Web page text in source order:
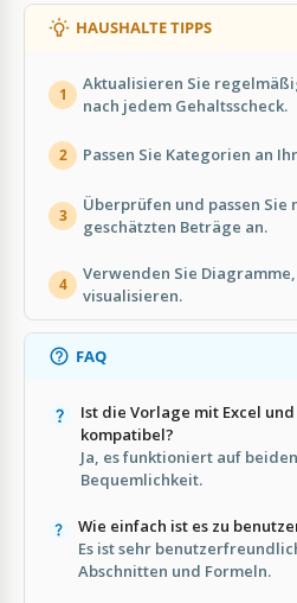
HAUSHALTE TIPPS
1
Aktualisieren Sie
nach jedem Gehaltsscheck.
2 Passen Sie Kategorien an
3
Überprüfen und passen Sie
geschätzten Beträge an.
4
Verwenden Sie
visualisieren.
FAQ
Ist die Vorlage mit Excel
kompatibel?
Ja, es funktioniert auf
Bequemlichkeit.
Wie einfach ist es zu
Es ist sehr
Abschnitten und Formeln.